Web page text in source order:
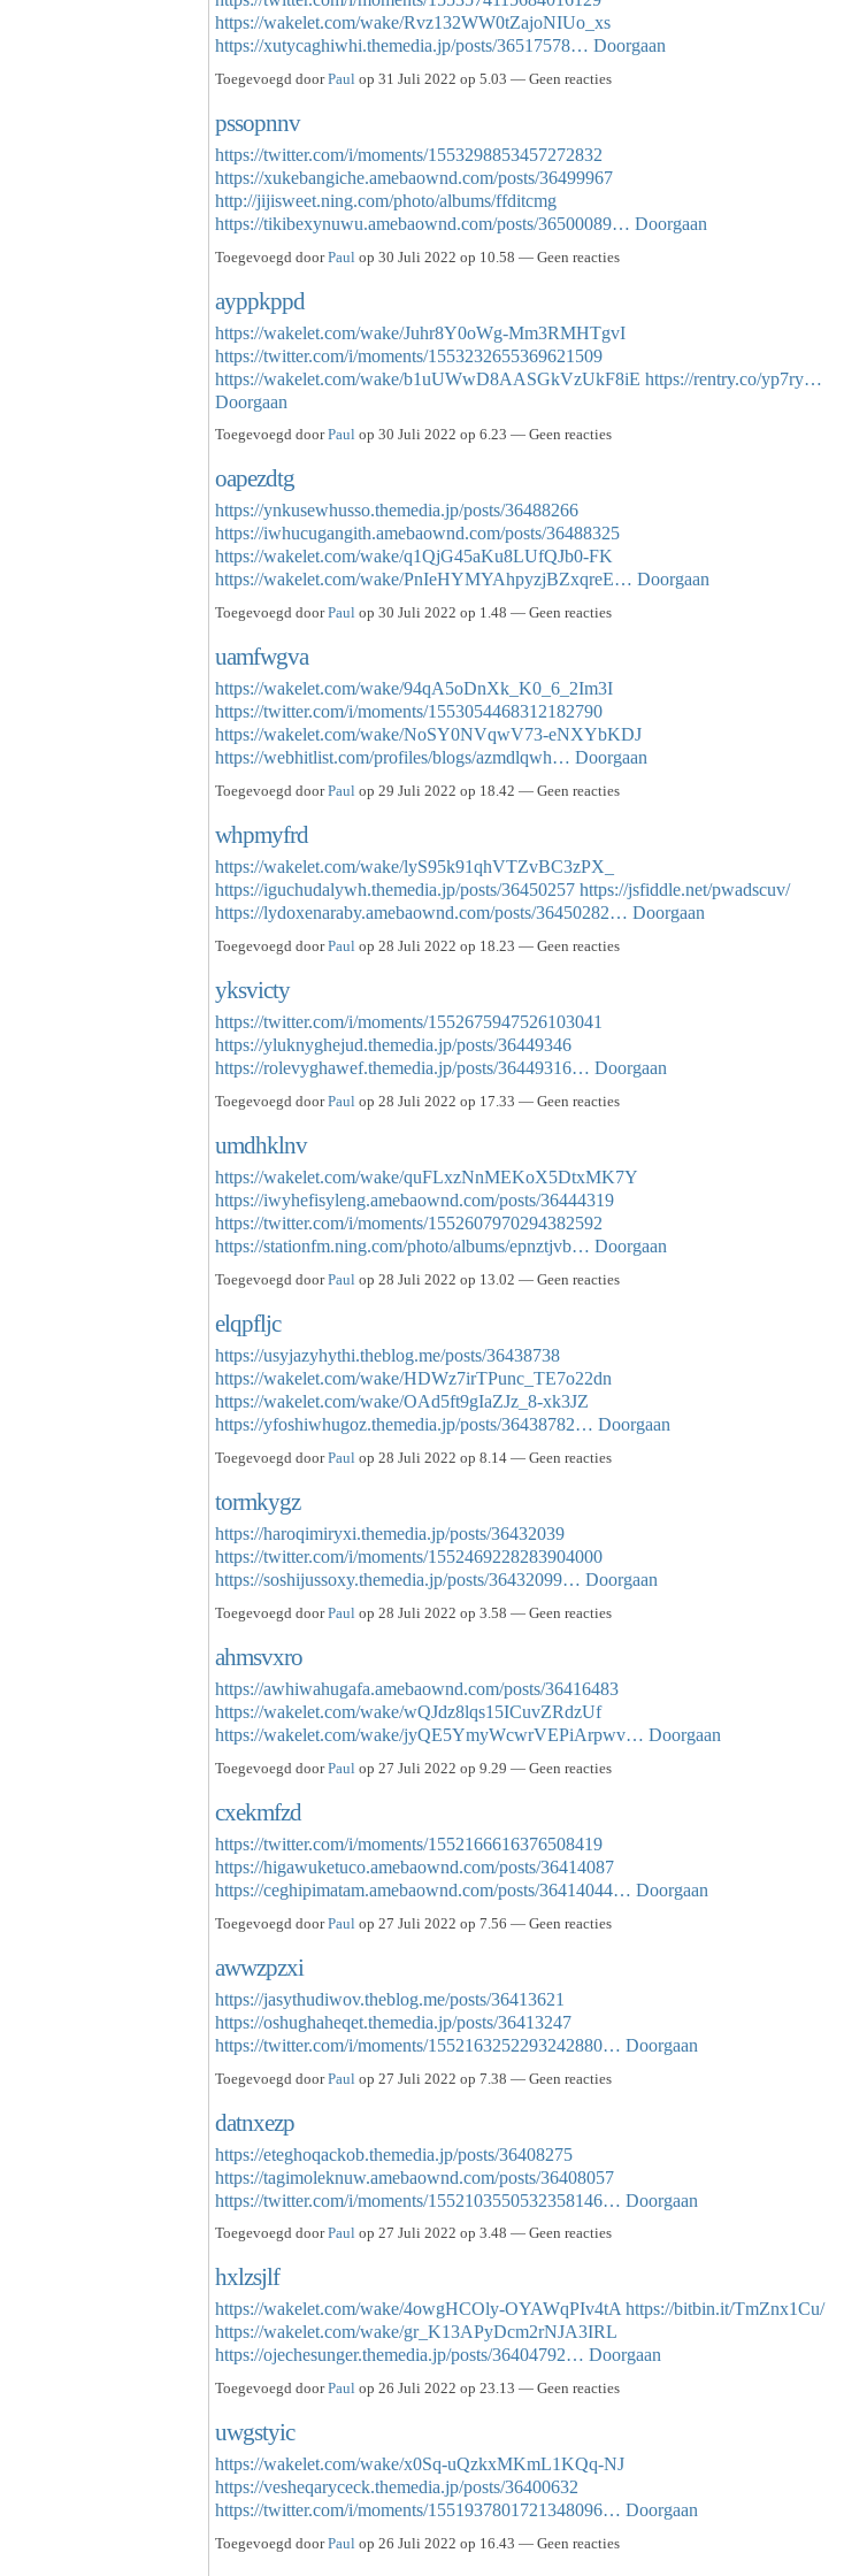
https://wakelet.com/wake/Rvz132WW0tZajoNIUo_xs
https://xutycaghiwhi.themedia.jp/posts/36517578… Doorgaan
Toegevoegd doorPaul op 31 Juli 2022 op 5.03 — Geen reacties
pssopnnv
https://twitter.com/i/moments/1553298853457272832
https://xukebangiche.amebaownd.com/posts/36499967
http://jijisweet.ning.com/photo/albums/ffditcmg
https://tikibexynuwu.amebaownd.com/posts/36500089… Doorgaan
Toegevoegd doorPaul op 30 Juli 2022 op 10.58 — Geen reacties
ayppkppd
https://wakelet.com/wake/Juhr8Y0oWg-Mm3RMHTgvI
https://twitter.com/i/moments/1553232655369621509
https://wakelet.com/wake/b1uUWwD8AASGkVzUkF8iE https://rentry.co/yp7ry…
Doorgaan
Toegevoegd doorPaul op 30 Juli 2022 op 6.23 — Geen reacties
oapezdtg
https://ynkusewhusso.themedia.jp/posts/36488266
https://iwhucugangith.amebaownd.com/posts/36488325
https://wakelet.com/wake/q1QjG45aKu8LUfQJb0-FK
https://wakelet.com/wake/PnIeHYMYAhpyzjBZxqreE… Doorgaan
Toegevoegd doorPaul op 30 Juli 2022 op 1.48 — Geen reacties
uamfwgva
https://wakelet.com/wake/94qA5oDnXk_K0_6_2Im3I
https://twitter.com/i/moments/1553054468312182790
https://wakelet.com/wake/NoSY0NVqwV73-eNXYbKDJ
https://webhitlist.com/profiles/blogs/azmdlqwh… Doorgaan
Toegevoegd doorPaul op 29 Juli 2022 op 18.42 — Geen reacties
whpmyfrd
https://wakelet.com/wake/lyS95k91qhVTZvBC3zPX_
https://iguchudalywh.themedia.jp/posts/36450257 https://jsfiddle.net/pwadscuv/
https://lydoxenaraby.amebaownd.com/posts/36450282… Doorgaan
Toegevoegd doorPaul op 28 Juli 2022 op 18.23 — Geen reacties
yksvicty
https://twitter.com/i/moments/1552675947526103041
https://yluknyghejud.themedia.jp/posts/36449346
https://rolevyghawef.themedia.jp/posts/36449316… Doorgaan
Toegevoegd doorPaul op 28 Juli 2022 op 17.33 — Geen reacties
umdhklnv
https://wakelet.com/wake/quFLxzNnMEKoX5DtxMK7Y
https://iwyhefisyleng.amebaownd.com/posts/36444319
https://twitter.com/i/moments/1552607970294382592
https://stationfm.ning.com/photo/albums/epnztjvb… Doorgaan
Toegevoegd doorPaul op 28 Juli 2022 op 13.02 — Geen reacties
elqpfljc
https://usyjazyhythi.theblog.me/posts/36438738
https://wakelet.com/wake/HDWz7irTPunc_TE7o22dn
https://wakelet.com/wake/OAd5ft9gIaZJz_8-xk3JZ
https://yfoshiwhugoz.themedia.jp/posts/36438782… Doorgaan
Toegevoegd doorPaul op 28 Juli 2022 op 8.14 — Geen reacties
tormkygz
https://haroqimiryxi.themedia.jp/posts/36432039
https://twitter.com/i/moments/1552469228283904000
https://soshijussoxy.themedia.jp/posts/36432099… Doorgaan
Toegevoegd doorPaul op 28 Juli 2022 op 3.58 — Geen reacties
ahmsvxro
https://awhiwahugafa.amebaownd.com/posts/36416483
https://wakelet.com/wake/wQJdz8lqs15ICuvZRdzUf
https://wakelet.com/wake/jyQE5YmyWcwrVEPiArpwv… Doorgaan
Toegevoegd doorPaul op 27 Juli 2022 op 9.29 — Geen reacties
cxekmfzd
https://twitter.com/i/moments/1552166616376508419
https://higawuketuco.amebaownd.com/posts/36414087
https://ceghipimatam.amebaownd.com/posts/36414044… Doorgaan
Toegevoegd doorPaul op 27 Juli 2022 op 7.56 — Geen reacties
awwzpzxi
https://jasythudiwov.theblog.me/posts/36413621
https://oshughaheqet.themedia.jp/posts/36413247
https://twitter.com/i/moments/1552163252293242880… Doorgaan
Toegevoegd doorPaul op 27 Juli 2022 op 7.38 — Geen reacties
datnxezp
https://eteghoqackob.themedia.jp/posts/36408275
https://tagimoleknuw.amebaownd.com/posts/36408057
https://twitter.com/i/moments/1552103550532358146… Doorgaan
Toegevoegd doorPaul op 27 Juli 2022 op 3.48 — Geen reacties
hxlzsjlf
https://wakelet.com/wake/4owgHCOly-OYAWqPIv4tA https://bitbin.it/TmZnx1Cu/
https://wakelet.com/wake/gr_K13APyDcm2rNJA3IRL
https://ojechesunger.themedia.jp/posts/36404792… Doorgaan
Toegevoegd doorPaul op 26 Juli 2022 op 23.13 — Geen reacties
uwgstyic
https://wakelet.com/wake/x0Sq-uQzkxMKmL1KQq-NJ
https://vesheqaryceck.themedia.jp/posts/36400632
https://twitter.com/i/moments/1551937801721348096… Doorgaan
Toegevoegd doorPaul op 26 Juli 2022 op 16.43 — Geen reacties